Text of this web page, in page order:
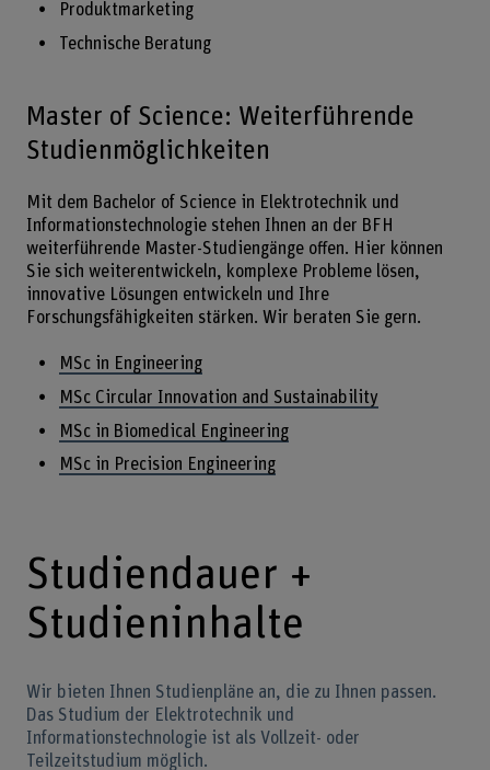
Produktmarketing
Technische Beratung
Master of Science: Weiterführende
Studienmöglichkeiten
Mit dem Bachelor of Science in Elektrotechnik und
Informationstechnologie stehen Ihnen an der BFH
weiterführende Master-Studiengänge offen. Hier können
Sie sich weiterentwickeln, komplexe Probleme lösen,
innovative Lösungen entwickeln und Ihre
Forschungsfähigkeiten stärken. Wir beraten Sie gern.
MSc in Engineering
MSc Circular Innovation and Sustainability
MSc in Biomedical Engineering
MSc in Precision Engineering
Studiendauer +
Studieninhalte
Wir bieten Ihnen Studienpläne an, die zu Ihnen passen.
Das Studium der Elektrotechnik und
Informationstechnologie ist als Vollzeit- oder
Teilzeitstudium möglich.